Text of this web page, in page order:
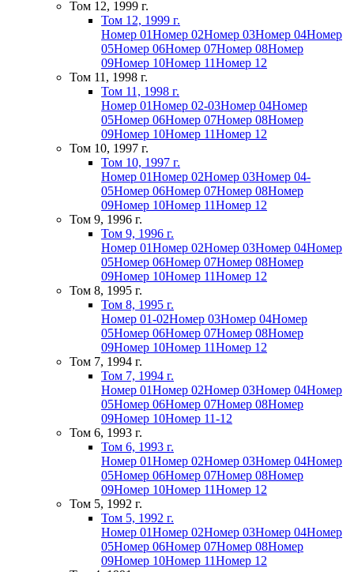
Том 12, 1999 г.
Том 12, 1999 г.
Номер 01Номер 02Номер 03Номер 04Номер
05Номер 06Номер 07Номер 08Номер
09Номер 10Номер 11Номер 12
Том 11, 1998 г.
Том 11, 1998 г.
Номер 01Номер 02-03Номер 04Номер
05Номер 06Номер 07Номер 08Номер
09Номер 10Номер 11Номер 12
Том 10, 1997 г.
Том 10, 1997 г.
Номер 01Номер 02Номер 03Номер 04-
05Номер 06Номер 07Номер 08Номер
09Номер 10Номер 11Номер 12
Том 9, 1996 г.
Том 9, 1996 г.
Номер 01Номер 02Номер 03Номер 04Номер
05Номер 06Номер 07Номер 08Номер
09Номер 10Номер 11Номер 12
Том 8, 1995 г.
Том 8, 1995 г.
Номер 01-02Номер 03Номер 04Номер
05Номер 06Номер 07Номер 08Номер
09Номер 10Номер 11Номер 12
Том 7, 1994 г.
Том 7, 1994 г.
Номер 01Номер 02Номер 03Номер 04Номер
05Номер 06Номер 07Номер 08Номер
09Номер 10Номер 11-12
Том 6, 1993 г.
Том 6, 1993 г.
Номер 01Номер 02Номер 03Номер 04Номер
05Номер 06Номер 07Номер 08Номер
09Номер 10Номер 11Номер 12
Том 5, 1992 г.
Том 5, 1992 г.
Номер 01Номер 02Номер 03Номер 04Номер
05Номер 06Номер 07Номер 08Номер
09Номер 10Номер 11Номер 12